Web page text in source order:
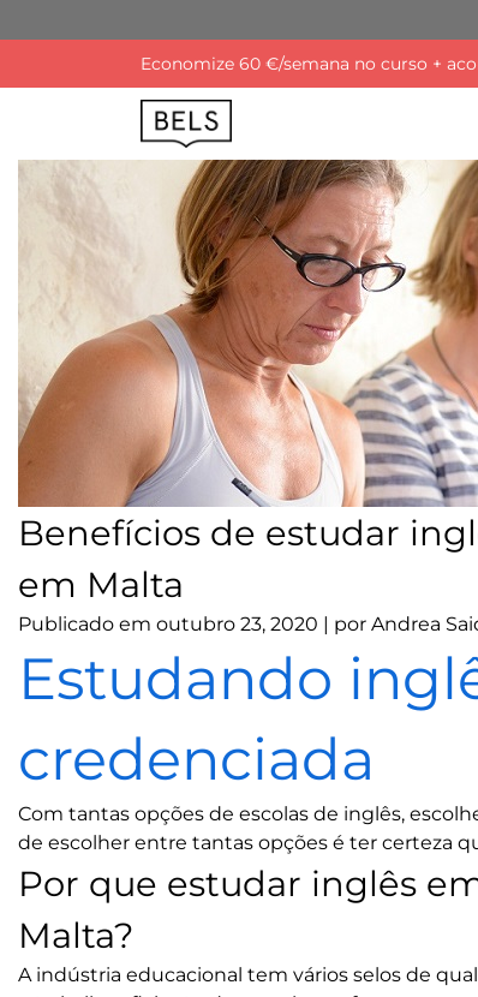
Economize 60 €/semana no curso +
Mês:outubro
Benefícios de estudar
em Malta
Publicado em outubro 23, 2020 | por Andrea
Estudando
credenciada
Com tantas opções de escolas de inglês,
de escolher entre tantas opções é ter certeza
Por que estudar inglês
Malta?
A indústria educacional tem vários selos de